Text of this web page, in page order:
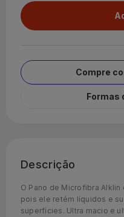
Compre
Formas
Descrição
O Pano de Microfibra
pois ele retém líquidos e
superfícies. Ultra macio e